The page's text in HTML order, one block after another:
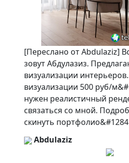
[Переслано от Abdulaziz]
зовут Абдулазиз.
визуализации
визуализации 500 руб/
нужен реалистичный
связаться со мной.
скинуть
Abdulaziz